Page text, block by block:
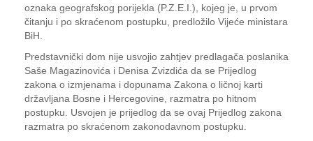
oznaka geografskog porijekla (P.Z.E.I.), kojeg je, u prvom
čitanju i po skraćenom postupku, predložilo Vijeće ministara
BiH.
Predstavnički dom nije usvojio zahtjev predlagača poslanika
Saše Magazinovića i Denisa Zvizdića da se Prijedlog
zakona o izmjenama i dopunama Zakona o ličnoj karti
državljana Bosne i Hercegovine, razmatra po hitnom
postupku. Usvojen je prijedlog da se ovaj Prijedlog zakona
razmatra po skraćenom zakonodavnom postupku.